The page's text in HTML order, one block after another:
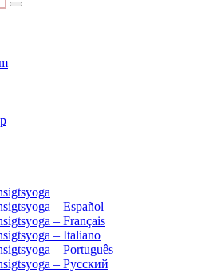
– Español
– Français
– Italiano
– Português
– Русский